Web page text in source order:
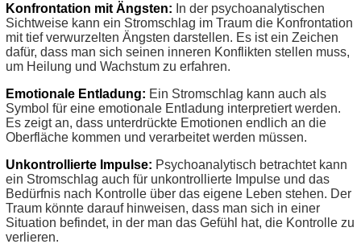
Konfrontation mit Ängsten: In der psychoanalytischen
Sichtweise kann ein Stromschlag im Traum die Konfrontation
mit tief verwurzelten Ängsten darstellen. Es ist ein Zeichen
dafür, dass man sich seinen inneren Konflikten stellen muss,
um Heilung und Wachstum zu erfahren.
Emotionale Entladung: Ein Stromschlag kann auch als
Symbol für eine emotionale Entladung interpretiert werden.
Es zeigt an, dass unterdrückte Emotionen endlich an die
Oberfläche kommen und verarbeitet werden müssen.
Unkontrollierte Impulse: Psychoanalytisch betrachtet kann
ein Stromschlag auch für unkontrollierte Impulse und das
Bedürfnis nach Kontrolle über das eigene Leben stehen. Der
Traum könnte darauf hinweisen, dass man sich in einer
Situation befindet, in der man das Gefühl hat, die Kontrolle zu
verlieren.